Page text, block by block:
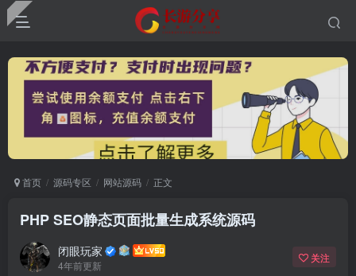
首页 源码专区 网站源码 正文
PHP SEO静态页面批量生成系统源码
闭眼玩家
4年前更新
关注